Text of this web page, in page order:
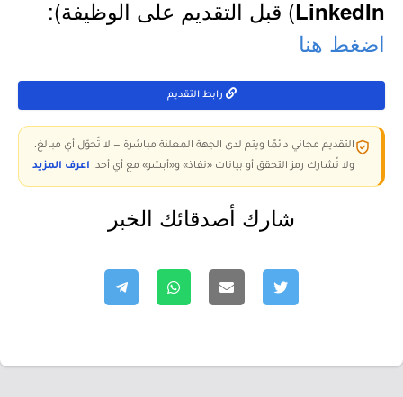
LinkedIn) قبل التقديم على الوظيفة):
اضغط هنا
رابط التقديم
التقديم مجاني دائمًا ويتم لدى الجهة المعلنة مباشرة — لا تُحوّل أي مبالغ،
ولا تُشارك رمز التحقق أو بيانات «نفاذ» و«أبشر» مع أي أحد. اعرف المزيد
شارك أصدقائك الخبر